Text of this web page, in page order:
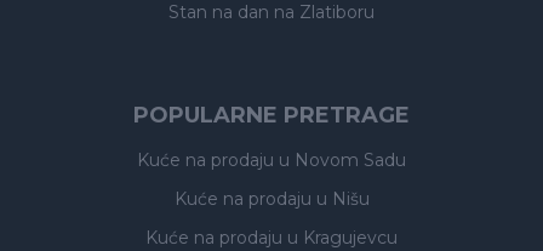
Stan na dan na Zlatiboru
POPULARNE PRETRAGE
Kuće na prodaju u Novom Sadu
Kuće na prodaju u Nišu
Kuće na prodaju u Kragujevcu